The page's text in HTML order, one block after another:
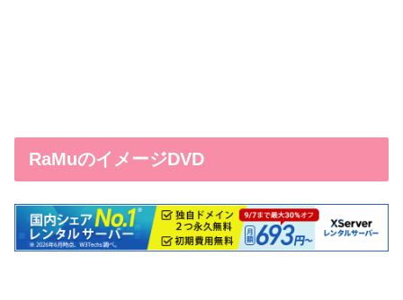
RaMuのイメージDVD